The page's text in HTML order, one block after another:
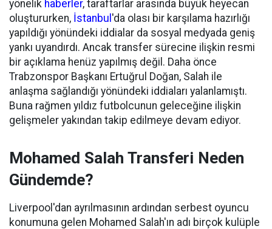
yönelik haberler, taraftarlar arasında büyük heyecan
oluştururken, İstanbul 'da olası bir karşılama hazırlığı
yapıldığı yönündeki iddialar da sosyal medyada geniş
yankı uyandırdı. Ancak transfer sürecine ilişkin resmi
bir açıklama henüz yapılmış değil. Daha önce
Trabzonspor Başkanı Ertuğrul Doğan, Salah ile
anlaşma sağlandığı yönündeki iddiaları yalanlamıştı.
Buna rağmen yıldız futbolcunun geleceğine ilişkin
gelişmeler yakından takip edilmeye devam ediyor.
Mohamed Salah Transferi Neden
Gündemde?
Liverpool'dan ayrılmasının ardından serbest oyuncu
konumuna gelen Mohamed Salah'ın adı birçok kulüple